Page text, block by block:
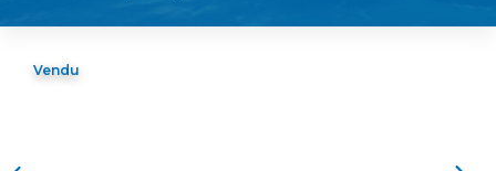
Vendu